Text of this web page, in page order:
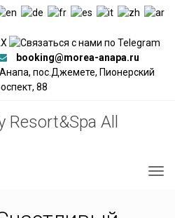
booking@morea-anapa.ru
пос.Джемете, Пионерский
88